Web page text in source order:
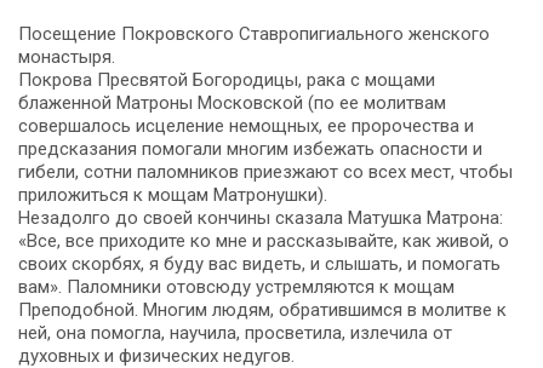
Посещение Покровского Ставропигиального женского
монастыря.
Покрова Пресвятой Богородицы, рака с мощами
блаженной Матроны Московской (по ее молитвам
совершалось исцеление немощных, ее пророчества и
предсказания помогали многим избежать опасности и
гибели, сотни паломников приезжают со всех мест, чтобы
приложиться к мощам Матронушки).
Незадолго до своей кончины сказала Матушка Матрона:
«Все, все приходите ко мне и рассказывайте, как живой, о
своих скорбях, я буду вас видеть, и слышать, и помогать
вам». Паломники отовсюду устремляются к мощам
Преподобной. Многим людям, обратившимся в молитве к
ней, она помогла, научила, просветила, излечила от
духовных и физических недугов.